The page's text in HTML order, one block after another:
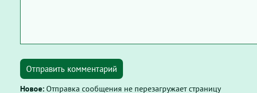
Отправить комментарий
Новое: Отправка сообщения не перезагружает страницу